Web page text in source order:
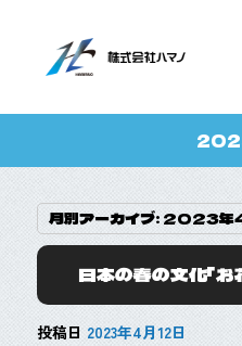
月別アーカイブ: 2023年
日本の春の文化「
投稿日 2023年4月12日